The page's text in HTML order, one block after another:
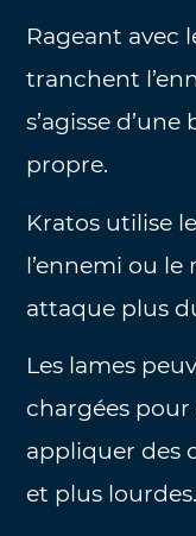
Rageant avec
tranchent
s’agisse
propre.
Kratos utilise
l’ennemi ou
attaque plus
Les lames
chargées
appliquer des
et plus lourdes.